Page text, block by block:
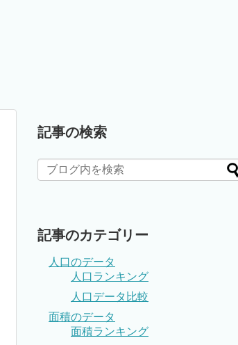
記事の検索
記事のカテゴリー
人口のデータ
人口ランキング
人口データ比較
面積のデータ
面積ランキング